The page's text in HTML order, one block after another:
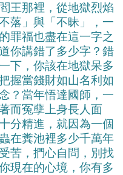
王那裡，從地獄烈焰
落」與「不昧」，一
罪福也盡在這一字之
你講錯了多少字？錯
下，你該在地獄呆多
握當錢財如山名利如
？當年悟達國師，一
而冤孽上身長人面
分精進，就因為一個
在糞池裡多少千萬年
苦，捫心自問，別找
現在的心境，你有多